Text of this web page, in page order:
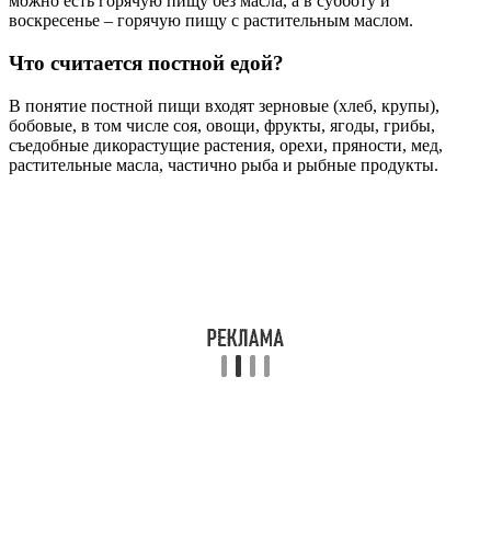
воскресенье – горячую пищу с растительным маслом.
Что считается постной едой?
В понятие постной пищи входят зерновые (хлеб, крупы),
бобовые, в том числе соя, овощи, фрукты, ягоды, грибы,
съедобные дикорастущие растения, орехи, пряности, мед,
растительные масла, частично рыба и рыбные продукты.